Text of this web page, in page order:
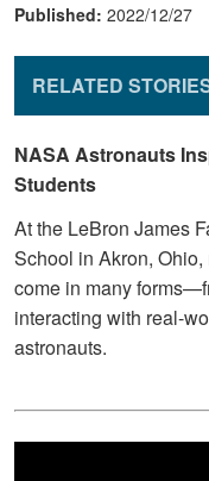
Published: 2022/12/27
RELATED
NASA Astronauts
Students
At the LeBron James
School in Akron,
come in many
interacting with real-
astronauts.